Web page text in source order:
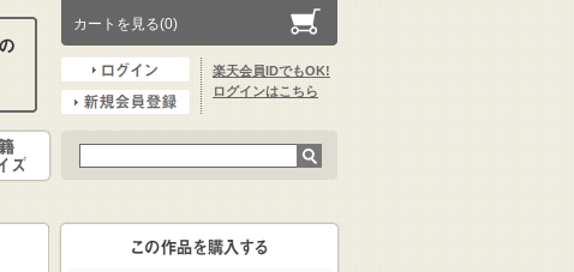
カートを見る(0)
楽天会員IDでもOK!
ログインはこちら